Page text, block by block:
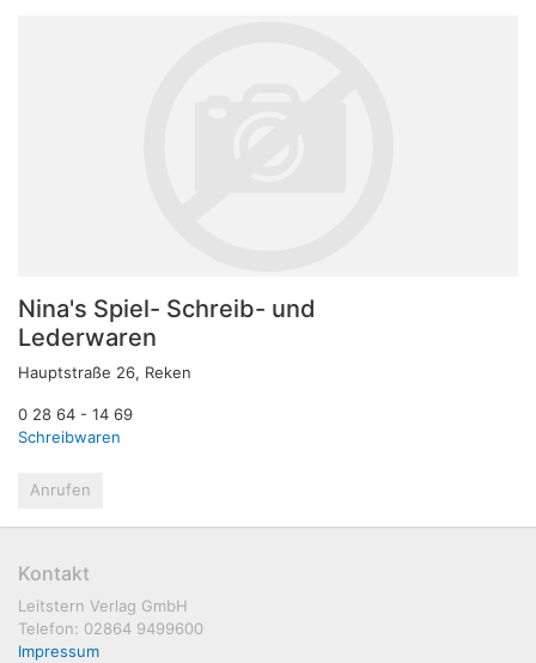
Nina's Spiel- Schreib- und
Lederwaren
Hauptstraße 26, Reken
0 28 64 - 14 69
Schreibwaren
Anrufen
Kontakt
Leitstern Verlag GmbH
Telefon: 02864 9499600
Impressum